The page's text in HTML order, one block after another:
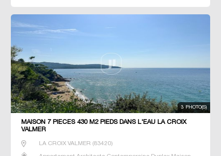
3 PHOTO(S)
MAISON 7 PIECES 430 M2 PIEDS DANS L'EAU LA CROIX
VALMER
LA CROIX VALMER (83420)